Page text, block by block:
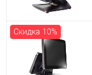
Скидка 10%